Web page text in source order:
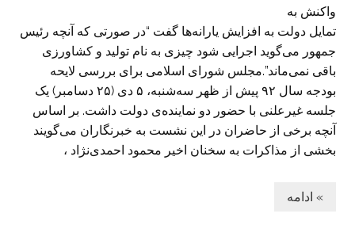
واکنش به
تمایل دولت به افزایش یارانه‌ها گفت “در صورتی که آنچه رئیس
جمهور می‌گوید اجرایی شود چیزی به نام تولید و کشاورزی
باقی نمی‌ماند”.مجلس شورای اسلامی برای بررسی لایحه
بودجه سال ۹۲ پیش از ظهر سه‌شنبه، ۵ دی (۲۵ دسامبر) یک
جلسه غیرعلنی با حضور دو نماینده‌ی دولت داشت. بر اساس
آنچه برخی از حاضران در این نشست به خبرنگاران می‌گویند
بخشی از مذاکرات به سخنان اخیر محمود احمدی‌نژاد ،
» ادامه